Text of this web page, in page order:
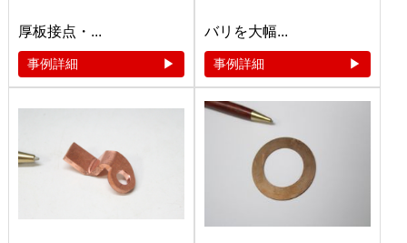
厚板接点・...
事例詳細
バリを大幅...
事例詳細